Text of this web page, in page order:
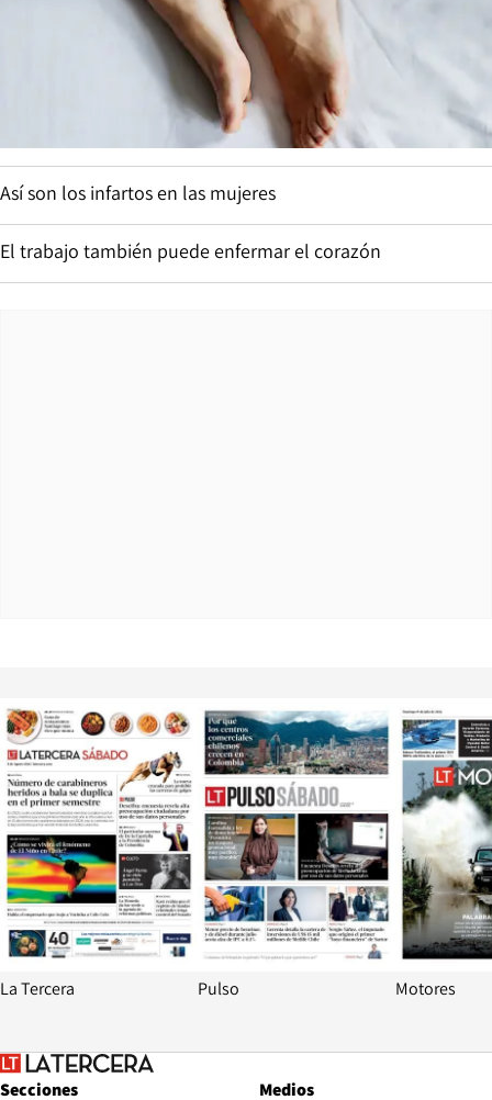
Así son los infartos en las mujeres
El trabajo también puede enfermar el corazón
Opens in new window
La Tercera
Opens in
Pulso Motores
Secciones
Medios